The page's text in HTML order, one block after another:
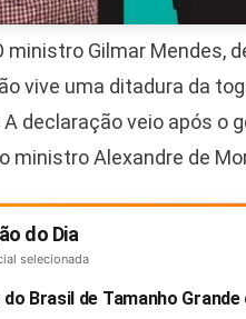
ministro Gilmar Mendes,
vive uma ditadura da
declaração veio após o
ministro Alexandre de
do Dia
selecionada
do Brasil de Tamanho